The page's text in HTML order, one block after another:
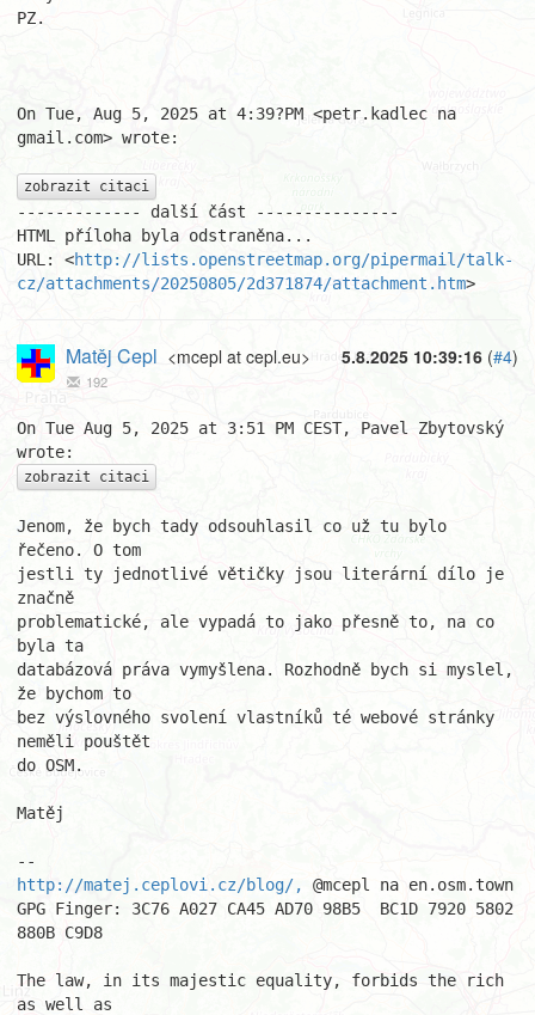
PZ.
On Tue, Aug 5, 2025 at 4:39?PM <petr.kadlec na
gmail.com> wrote:
zobrazit citaci
------------- další část ---------------
HTML příloha byla odstraněna...
URL: <http://lists.openstreetmap.org/pipermail/talk-
cz/attachments/20250805/2d371874/attachment.htm>
5.8.2025 10:39:16 (#4)
Matěj Cepl <mcepl at cepl.eu>
192
On Tue Aug 5, 2025 at 3:51 PM CEST, Pavel Zbytovský
zobrazit citaci
Jenom, že bych tady odsouhlasil co už tu bylo
řečeno. O tom
jestli ty jednotlivé větičky jsou literární dílo je
značně
problematické, ale vypadá to jako přesně to, na co
byla ta
databázová práva vymyšlena. Rozhodně bych si myslel,
že bychom to
bez výslovného svolení vlastníků té webové stránky
neměli pouštět
do OSM.
Matěj
http://matej.ceplovi.cz/blog/,
@mcepl na en.osm.town
GPG Finger: 3C76 A027 CA45 AD70 98B5  BC1D 7920 5802
880B C9D8
The law, in its majestic equality, forbids the rich
as well as